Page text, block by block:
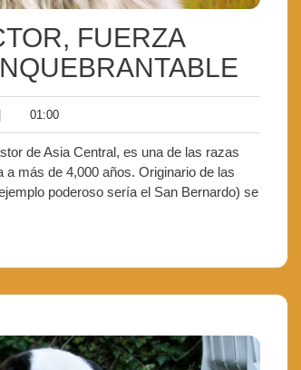
FUERZA
01:00
de Asia Central, es una de las razas
más de 4,000 años. Originario de las
poderoso sería el San Bernardo) se